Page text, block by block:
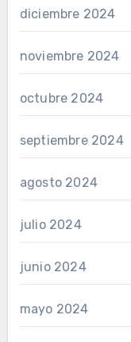
diciembre 2024
noviembre 2024
octubre 2024
septiembre 2024
agosto 2024
julio 2024
junio 2024
mayo 2024